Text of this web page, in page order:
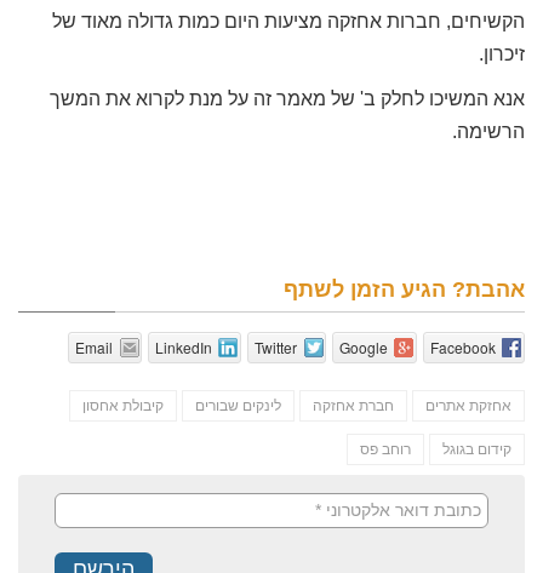
הקשיחים, חברות אחזקה מציעות היום כמות גדולה מאוד של
זיכרון.
אנא המשיכו לחלק ב' של מאמר זה על מנת לקרוא את המשך
הרשימה.
אהבת? הגיע הזמן לשתף
Facebook
Google
Twitter
LinkedIn
Email
אחזקת אתרים חברת אחזקה לינקים שבורים קיבולת אחסון
קידום בגוגל רוחב פס